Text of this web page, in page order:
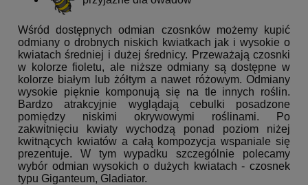
Wśród dostępnych odmian czosnków możemy kupić
odmiany o drobnych niskich kwiatkach jak i wysokie o
kwiatach średniej i dużej średnicy. Przeważają czosnki
w kolorze fioletu, ale niższe odmiany są dostępne w
kolorze białym lub żółtym a nawet różowym. Odmiany
wysokie pięknie komponują się na tle innych roślin.
Bardzo atrakcyjnie wyglądają cebulki posadzone
pomiędzy niskimi okrywowymi roślinami. Po
zakwitnięciu kwiaty wychodzą ponad poziom niżej
kwitnących kwiatów a całą kompozycja wspaniale się
prezentuje. W tym wypadku szczególnie polecamy
wybór odmian wysokich o dużych kwiatach - czosnek
typu Giganteum, Gladiator.